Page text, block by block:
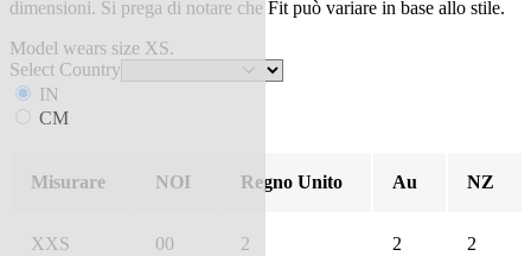
dimensioni. Si prega di notare che Fit può variare in base allo stile.
Model wears size XS.
Select Country
IN
CM
Misurare NOI Regno Unito Au NZ
XXS 00 2 2 2